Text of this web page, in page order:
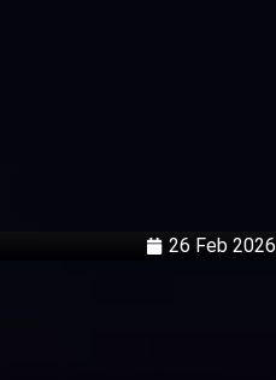
26 Feb 2026